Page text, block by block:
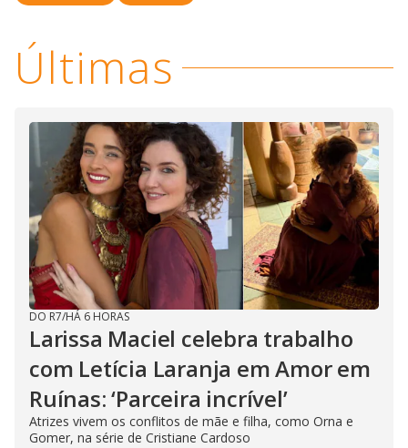
Últimas
DO R7/HÁ 6 HORAS
Larissa Maciel celebra trabalho
com Letícia Laranja em Amor em
Ruínas: ‘Parceira incrível’
Atrizes vivem os conflitos de mãe e filha, como Orna e
Gomer, na série de Cristiane Cardoso